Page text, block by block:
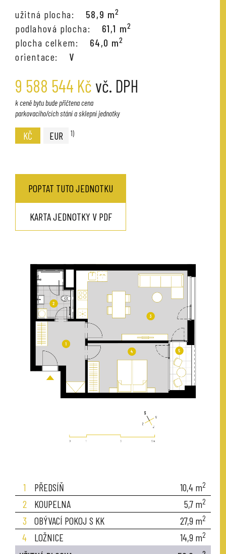
užitná plocha: 58,9 m2
podlahová plocha: 61,1 m2
plocha celkem: 64,0 m2
orientace: V
KČ EUR 1)
9 588 544 Kč vč. DPH
k ceně bytu bude přičtena cena
parkovacího/cích stání a sklepní jednotky
POPTAT TUTO JEDNOTKU
KARTA JEDNOTKY V PDF
1 PŘEDSÍŇ 10,4 m2
2 KOUPELNA 5,7 m2
3 OBÝVACÍ POKOJ S KK 27,9 m2
4 LOŽNICE 14,9 m2